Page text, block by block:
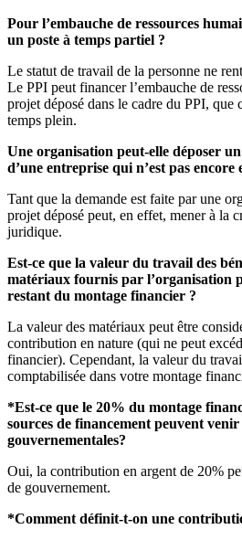
Pour l’embauche de ressources
un poste à temps partiel ?
Le statut de travail de la personne ne
Le PPI peut financer l’embauche de
projet déposé dans le cadre du PPI, que
temps plein.
Une organisation peut-elle déposer
d’une entreprise qui n’est pas encore
Tant que la demande est faite par une
projet déposé peut, en effet, mener à la
juridique.
Est-ce que la valeur du travail des
matériaux fournis par l’organisation
restant du montage financier ?
La valeur des matériaux peut être
contribution en nature (qui ne peut
financier). Cependant, la valeur du
comptabilisée dans votre montage
*Est-ce que le 20% du montage
sources de financement peuvent venir
gouvernementales?
Oui, la contribution en argent de 20%
de gouvernement.
*Comment définit-t-on une